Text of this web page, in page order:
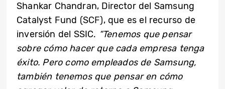
Shankar Chandran, Director del Samsung
Catalyst Fund (SCF), que es el recurso de
inversión del SSIC. “Tenemos que pensar
sobre cómo hacer que cada empresa tenga
éxito. Pero como empleados de Samsung,
también tenemos que pensar en cómo